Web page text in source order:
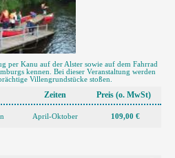
per Kanu auf der Alster sowie auf dem Fahrrad
kennen. Bei dieser Veranstaltung werden
Villengrundstücke stoßen.
Zeiten Preis (o. MwSt)
April-Oktober 109,00 €